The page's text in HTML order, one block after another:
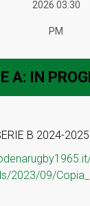
2026 03:30
PM
A: IN
B 2024-2025
2023/09/